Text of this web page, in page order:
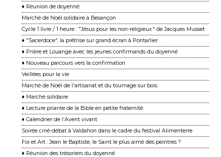
♦ Réunion de doyenné
Marché de Noël solidaire à Besançon
Cycle 1 livre / 1 heure : "Jésus pour les non-religieux." de Jacques Musset
♦ "Sacerdoce", la prêtrise sur grand écran à Pontarlier
♦ Prière et Louange avec les jeunes confirmands du doyenné
♦ Nouveau parcours vers la confirmation
Veillées pour la vie
Marché de Noël de l'artisanat et du tournage sur bois
♦ Marché solidaire
♦ Lecture priante de la Bible en petite fraternité
♦ Calendrier de l'Avent vivant
Soirée ciné-débat à Valdahon dans le cadre du festival Alimenterre
Foi et Art : Jean le Baptiste, le Saint le plus aimé des peintres ?
♦ Réunion des trésoriers du doyenné